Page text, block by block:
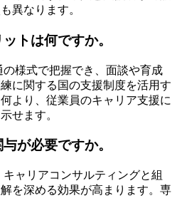
異なります。
トは何ですか。
様式で把握でき、面談や育成
に関する国の支援制度を活用す
より、従業員のキャリア支援に
せます。
が必要ですか。
ャリアコンサルティングと組
を深める効果が高まります。専